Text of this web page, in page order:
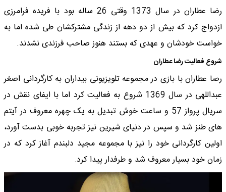
رضا عطاران در سال 1373 وقتی 26 ساله بود با فریده فرامرزی
ازدواج کرد که بیش از دو دهه از زندگی مشترکشان طی شده اما به
خواست خودشان و عهدی که بستند هنوز صاحب فرزندی نشدند.
شروع فعالیت رضا عطاران
رصا عطاران با بازی در مجموعه تلویزیونی بیداران به کارگردانی اصغر
عبداللهی در سال 1369 شروع به فعالیت کرد اما با ایفای نقش در
سریال پرواز 57 و ساعت خوش تبدیل به یک چهره معروف در آیتم
های طنز شد و سپس در دنیای شیرین نیز تجربه خوبی بدست آورد،
اولین کارگردانی خود را نیز با مجموعه مجید دلبندم آغاز کرد که در
زمان خود بسیار معروف شد و طرفدار پیدا کرد.